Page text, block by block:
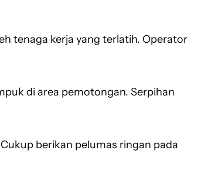
tenaga kerja yang terlatih. Operator
di area pemotongan. Serpihan
berikan pelumas ringan pada